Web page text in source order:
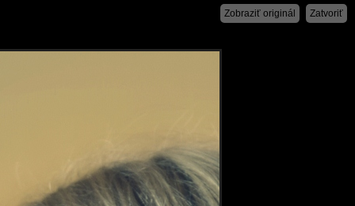
Zatvoriť
Zobraziť originál